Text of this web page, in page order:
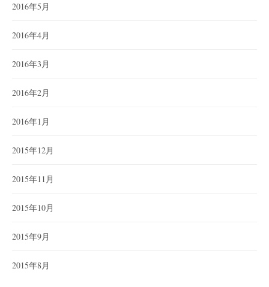
2016年5月
2016年4月
2016年3月
2016年2月
2016年1月
2015年12月
2015年11月
2015年10月
2015年9月
2015年8月